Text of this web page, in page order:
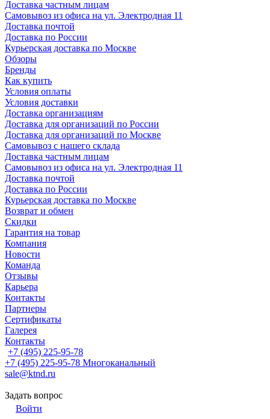
Доставка частным лицам
Самовывоз из офиса на ул. Электродная 11
Доставка почтой
Доставка по России
Курьерская доставка по Москве
Обзоры
Бренды
Как купить
Условия оплаты
Условия доставки
Доставка организациям
Доставка для организаций по России
Доставка для организаций по Москве
Самовывоз с нашего склада
Доставка частным лицам
Самовывоз из офиса на ул. Электродная 11
Доставка почтой
Доставка по России
Курьерская доставка по Москве
Возврат и обмен
Скидки
Гарантия на товар
Компания
Новости
Команда
Отзывы
Карьера
Контакты
Партнеры
Сертификаты
Галерея
Контакты
+7 (495) 225-95-78
+7 (495) 225-95-78 Многоканальный
sale@ktnd.ru
Задать вопрос
Войти